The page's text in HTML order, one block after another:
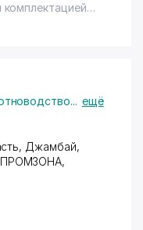
для безопасной
... ещё
Джамбай,
,